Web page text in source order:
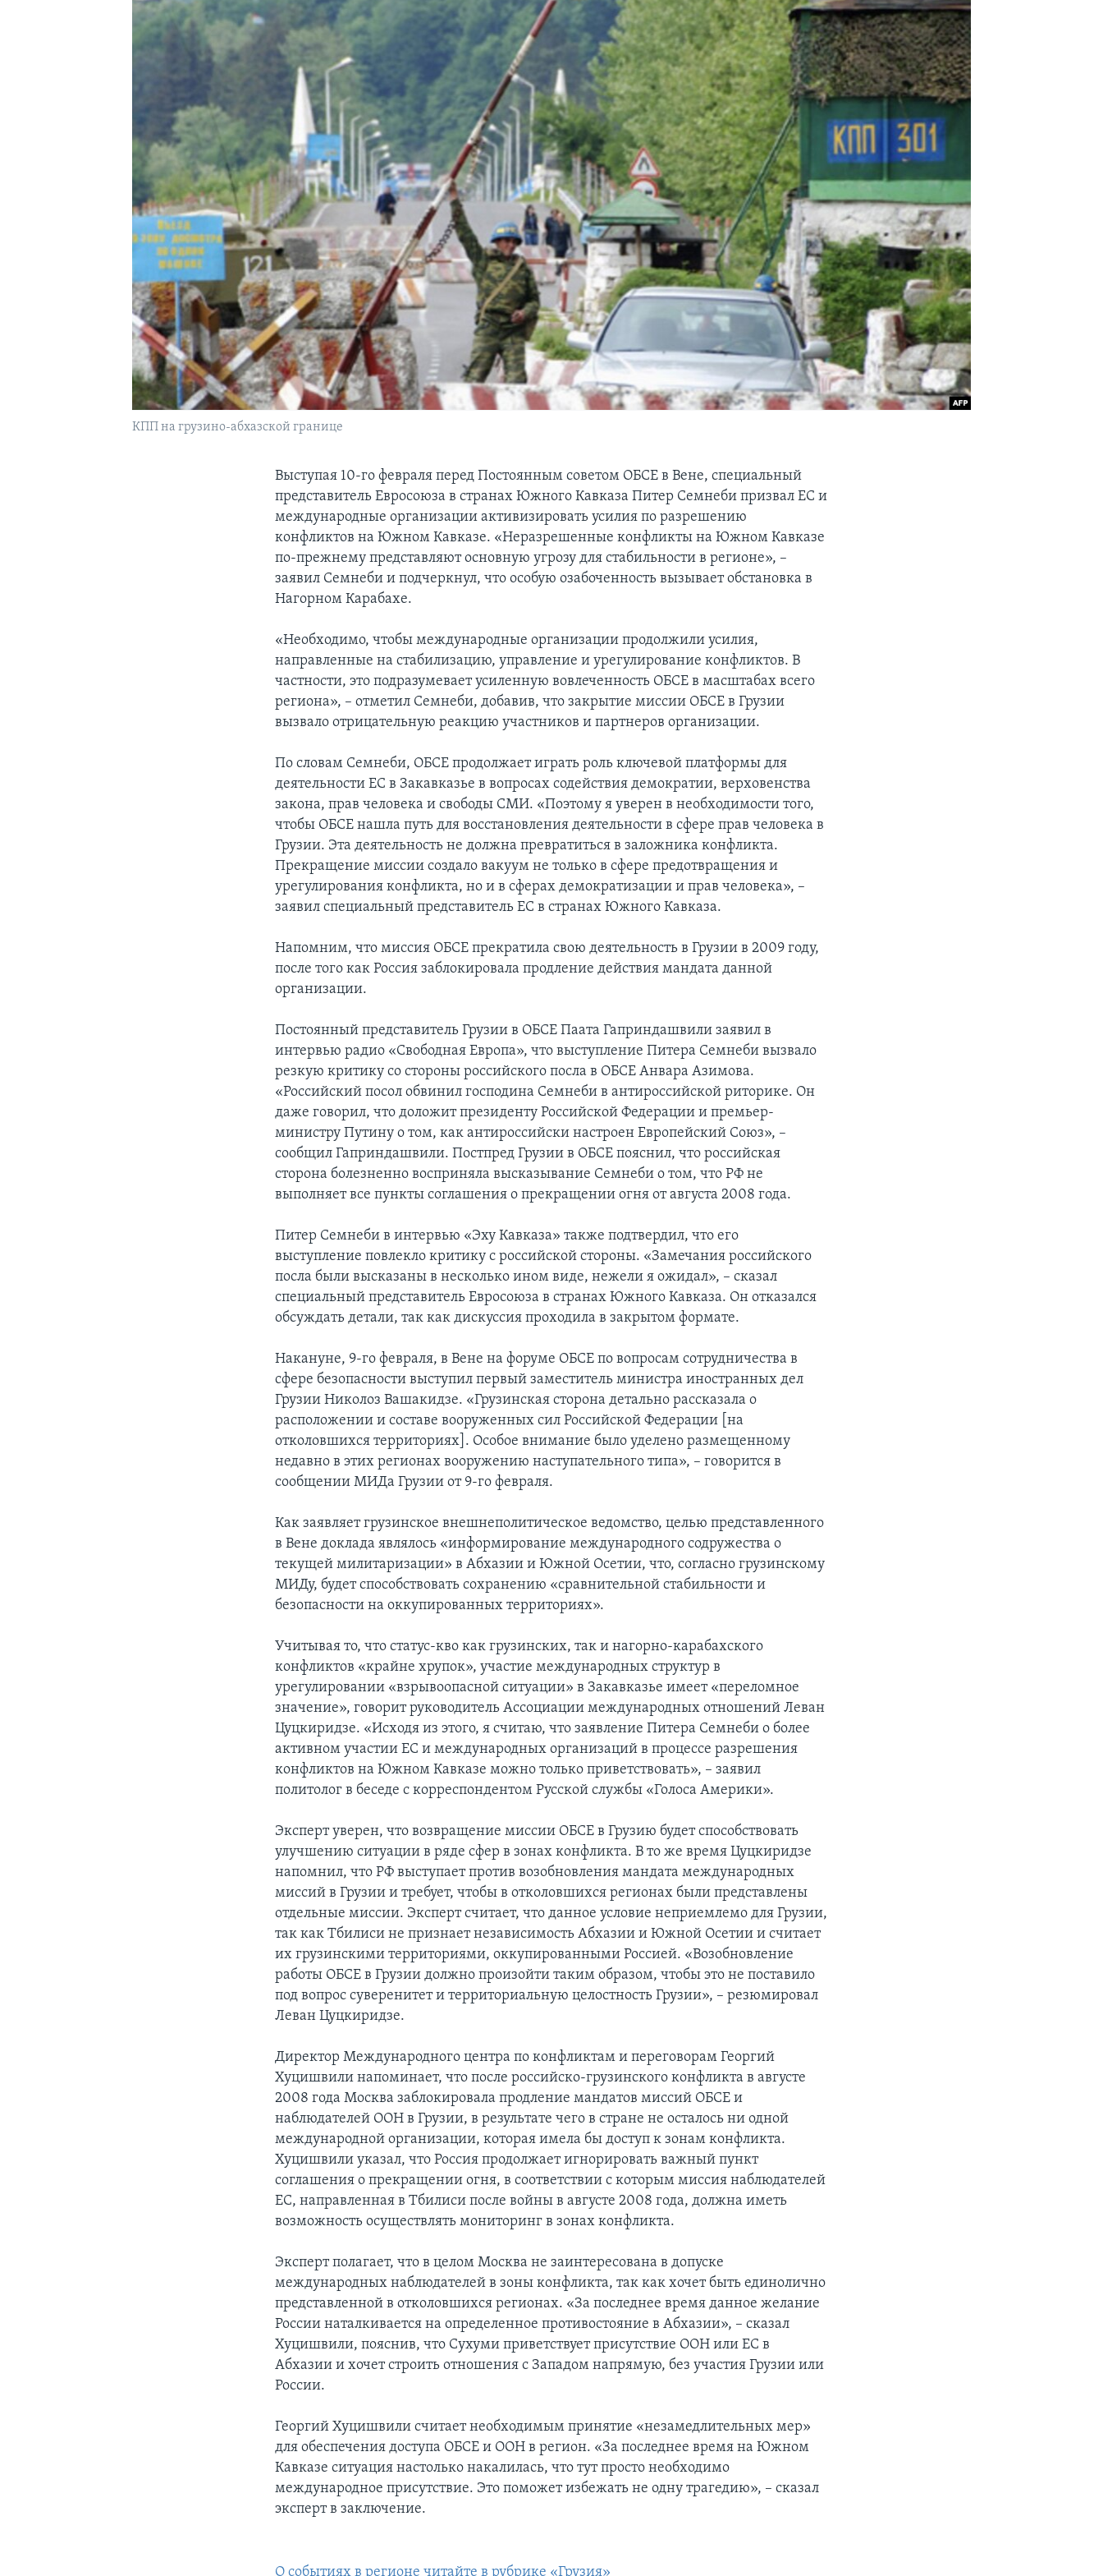
КПП на грузино-абхазской границе
Выступая 10-го февраля перед Постоянным советом ОБСЕ в Вене, специальный
представитель Евросоюза в странах Южного Кавказа Питер Семнеби призвал ЕС и
международные организации активизировать усилия по разрешению
конфликтов на Южном Кавказе. «Неразрешенные конфликты на Южном Кавказе
по-прежнему представляют основную угрозу для стабильности в регионе», –
заявил Семнеби и подчеркнул, что особую озабоченность вызывает обстановка в
Нагорном Карабахе.
«Необходимо, чтобы международные организации продолжили усилия,
направленные на стабилизацию, управление и урегулирование конфликтов. В
частности, это подразумевает усиленную вовлеченность ОБСЕ в масштабах всего
региона», – отметил Семнеби, добавив, что закрытие миссии ОБСЕ в Грузии
вызвало отрицательную реакцию участников и партнеров организации.
По словам Семнеби, ОБСЕ продолжает играть роль ключевой платформы для
деятельности ЕС в Закавказье в вопросах содействия демократии, верховенства
закона, прав человека и свободы СМИ. «Поэтому я уверен в необходимости того,
чтобы ОБСЕ нашла путь для восстановления деятельности в сфере прав человека в
Грузии. Эта деятельность не должна превратиться в заложника конфликта.
Прекращение миссии создало вакуум не только в сфере предотвращения и
урегулирования конфликта, но и в сферах демократизации и прав человека», –
заявил специальный представитель ЕС в странах Южного Кавказа.
Напомним, что миссия ОБСЕ прекратила свою деятельность в Грузии в 2009 году,
после того как Россия заблокировала продление действия мандата данной
организации.
Постоянный представитель Грузии в ОБСЕ Паата Гаприндашвили заявил в
интервью радио «Свободная Европа», что выступление Питера Семнеби вызвало
резкую критику со стороны российского посла в ОБСЕ Анвара Азимова.
«Российский посол обвинил господина Семнеби в антироссийской риторике. Он
даже говорил, что доложит президенту Российской Федерации и премьер-
министру Путину о том, как антироссийски настроен Европейский Союз», –
сообщил Гаприндашвили. Постпред Грузии в ОБСЕ пояснил, что российская
сторона болезненно восприняла высказывание Семнеби о том, что РФ не
выполняет все пункты соглашения о прекращении огня от августа 2008 года.
Питер Семнеби в интервью «Эху Кавказа» также подтвердил, что его
выступление повлекло критику с российской стороны. «Замечания российского
посла были высказаны в несколько ином виде, нежели я ожидал», – сказал
специальный представитель Евросоюза в странах Южного Кавказа. Он отказался
обсуждать детали, так как дискуссия проходила в закрытом формате.
Накануне, 9-го февраля, в Вене на форуме ОБСЕ по вопросам сотрудничества в
сфере безопасности выступил первый заместитель министра иностранных дел
Грузии Николоз Вашакидзе. «Грузинская сторона детально рассказала о
расположении и составе вооруженных сил Российской Федерации [на
отколовшихся территориях]. Особое внимание было уделено размещенному
недавно в этих регионах вооружению наступательного типа», – говорится в
сообщении МИДа Грузии от 9-го февраля.
Как заявляет грузинское внешнеполитическое ведомство, целью представленного
в Вене доклада являлось «информирование международного содружества о
текущей милитаризации» в Абхазии и Южной Осетии, что, согласно грузинскому
МИДу, будет способствовать сохранению «сравнительной стабильности и
безопасности на оккупированных территориях».
Учитывая то, что статус-кво как грузинских, так и нагорно-карабахского
конфликтов «крайне хрупок», участие международных структур в
урегулировании «взрывоопасной ситуации» в Закавказье имеет «переломное
значение», говорит руководитель Ассоциации международных отношений Леван
Цуцкиридзе. «Исходя из этого, я считаю, что заявление Питера Семнеби о более
активном участии ЕС и международных организаций в процессе разрешения
конфликтов на Южном Кавказе можно только приветствовать», – заявил
политолог в беседе с корреспондентом Русской службы «Голоса Америки».
Эксперт уверен, что возвращение миссии ОБСЕ в Грузию будет способствовать
улучшению ситуации в ряде сфер в зонах конфликта. В то же время Цуцкиридзе
напомнил, что РФ выступает против возобновления мандата международных
миссий в Грузии и требует, чтобы в отколовшихся регионах были представлены
отдельные миссии. Эксперт считает, что данное условие неприемлемо для Грузии,
так как Тбилиси не признает независимость Абхазии и Южной Осетии и считает
их грузинскими территориями, оккупированными Россией. «Возобновление
работы ОБСЕ в Грузии должно произойти таким образом, чтобы это не поставило
под вопрос суверенитет и территориальную целостность Грузии», – резюмировал
Леван Цуцкиридзе.
Директор Международного центра по конфликтам и переговорам Георгий
Хуцишвили напоминает, что после российско-грузинского конфликта в августе
2008 года Москва заблокировала продление мандатов миссий ОБСЕ и
наблюдателей ООН в Грузии, в результате чего в стране не осталось ни одной
международной организации, которая имела бы доступ к зонам конфликта.
Хуцишвили указал, что Россия продолжает игнорировать важный пункт
соглашения о прекращении огня, в соответствии с которым миссия наблюдателей
ЕС, направленная в Тбилиси после войны в августе 2008 года, должна иметь
возможность осуществлять мониторинг в зонах конфликта.
Эксперт полагает, что в целом Москва не заинтересована в допуске
международных наблюдателей в зоны конфликта, так как хочет быть единолично
представленной в отколовшихся регионах. «За последнее время данное желание
России наталкивается на определенное противостояние в Абхазии», – сказал
Хуцишвили, пояснив, что Сухуми приветствует присутствие ООН или ЕС в
Абхазии и хочет строить отношения с Западом напрямую, без участия Грузии или
России.
Георгий Хуцишвили считает необходимым принятие «незамедлительных мер»
для обеспечения доступа ОБСЕ и ООН в регион. «За последнее время на Южном
Кавказе ситуация настолько накалилась, что тут просто необходимо
международное присутствие. Это поможет избежать не одну трагедию», – сказал
эксперт в заключение.
О событиях в регионе читайте в рубрике «Грузия»